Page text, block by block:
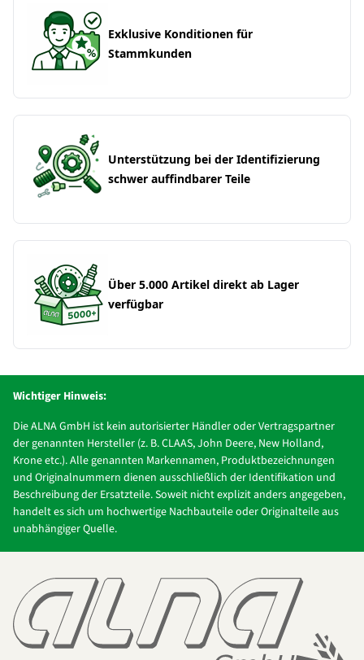
Exklusive Konditionen für
Stammkunden
Unterstützung bei der Identifizierung
schwer auffindbarer Teile
Über 5.000 Artikel direkt ab Lager
verfügbar
Wichtiger Hinweis:
Die ALNA GmbH ist kein autorisierter Händler oder Vertragspartner
der genannten Hersteller (z. B. CLAAS, John Deere, New Holland,
Krone etc.). Alle genannten Markennamen, Produktbezeichnungen
und Originalnummern dienen ausschließlich der Identifikation und
Beschreibung der Ersatzteile. Soweit nicht explizit anders angegeben,
handelt es sich um hochwertige Nachbauteile oder Originalteile aus
unabhängiger Quelle.